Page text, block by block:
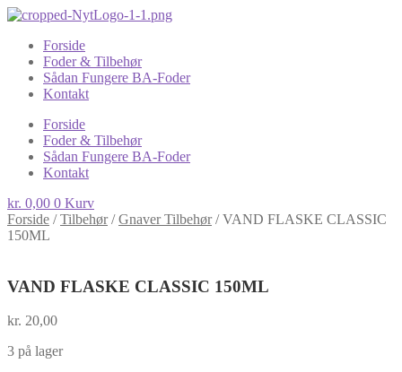
Forside
Foder & Tilbehør
Sådan Fungere BA-Foder
Kontakt
Forside
Foder & Tilbehør
Sådan Fungere BA-Foder
Kontakt
kr. 0,00 0 Kurv
Forside /Tilbehør/Gnaver Tilbehør/VAND FLASKE CLASSIC
150ML
VAND FLASKE CLASSIC 150ML
kr. 20,00
3 på lager